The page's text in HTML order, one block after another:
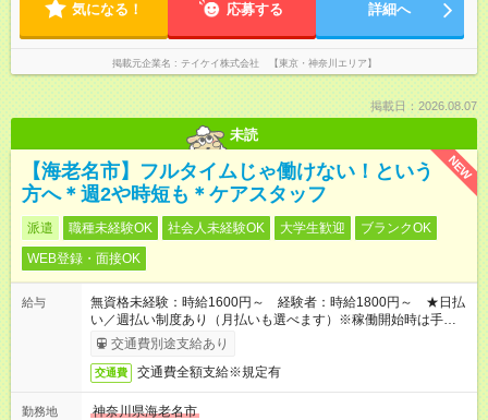
気になる！ 応募する 詳細へ
掲載元企業名 テイケイ株式会社 【東京・神奈川エリア】
掲載日：2026.08.07
未読
NEW
【海老名市】フルタイムじゃ働けない！という
方へ＊週2や時短も＊ケアスタッフ
派遣 職種未経験OK 社会人未経験OK 大学生歓迎
ブランクOK
WEB登録・面接OK
給与
無資格未経験：時給1600円～ 経験者：時給1800円～ ★日払
い／週払い制度あり（月払いも選べます）※稼働開始時は手続き
完了次第のお支払いとなります。
交通費別途支給あり
交通費 交通費全額支給※規定有
勤務地
神奈川県海老名市